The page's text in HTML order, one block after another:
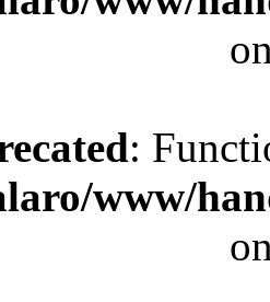
:
www/